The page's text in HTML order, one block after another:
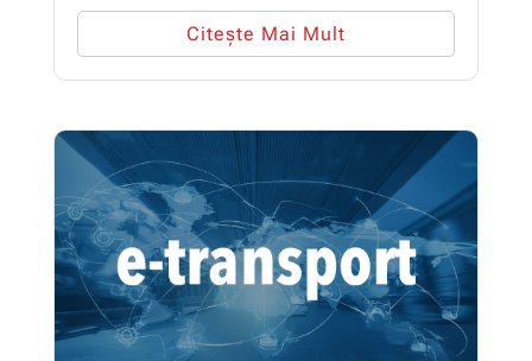
Citește Mai Mult